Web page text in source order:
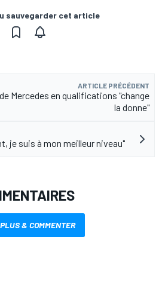
sauvegarder cet article
ARTICLE PRÉCÉDENT
Mercedes en qualifications "change
la donne"
je suis à mon meilleur niveau"
& COMMENTER